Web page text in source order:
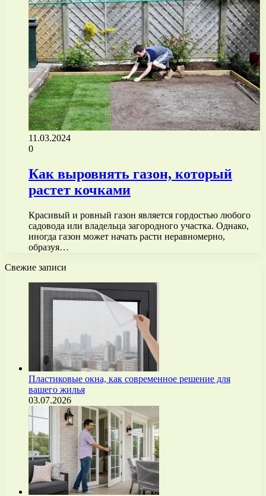
11.03.2024
0
Как выровнять газон, который
растет кочками
Красивый и ровный газон является гордостью любого
садовода или владельца загородного участка. Однако,
иногда газон может начать расти неравномерно,
образуя…
Свежие записи
Пластиковые окна, как современное решение для
вашего жилья
03.07.2026